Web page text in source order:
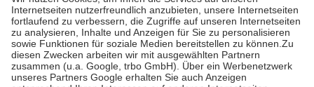
Kosten der Leistung zu entrichten.
Diese Regeln gelten grundsätzlich auch für Online-Apotheken.
Bei Heilmitteln und häuslicher Krankenpflege beträgt die
Zuzahlung zehn Prozent der Kosten sowie zehn Euro je
Verordnung.
Um das Engagement der Versicherten für ihre eigene Gesundheit zu